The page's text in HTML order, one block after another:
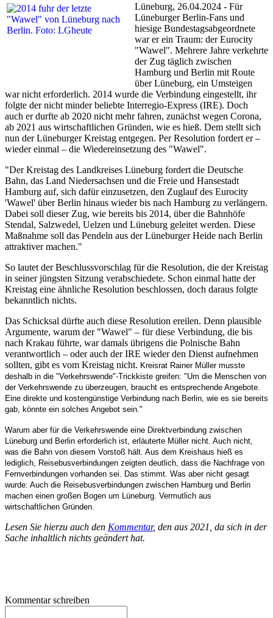
Lüneburg, 26.04.2024 - Für
Lüneburger Berlin-Fans und
hiesige Bundestagsabgeordnete
war er ein Traum: der Eurocity
"Wawel". Mehrere Jahre verkehrte
der Zug täglich zwischen
Hamburg und Berlin mit Route
über Lüneburg, ein Umsteigen
war nicht erforderlich. 2014 wurde die Verbindung eingestellt, ihr
folgte der nicht minder beliebte Interregio-Express (IRE). Doch
auch er durfte ab 2020 nicht mehr fahren, zunächst wegen Corona,
ab 2021 aus wirtschaftlichen Gründen, wie es hieß. Dem stellt sich
nun der Lüneburger Kreistag entgegen. Per Resolution fordert er –
wieder einmal – die Wiedereinsetzung des "Wawel".
"Der Kreistag des Landkreises Lüneburg fordert die Deutsche
Bahn, das Land Niedersachsen und die Freie und Hansestadt
Hamburg auf, sich dafür einzusetzen, den Zuglauf des Eurocity
'Wawel' über Berlin hinaus wieder bis nach Hamburg zu verlängern.
Dabei soll dieser Zug, wie bereits bis 2014, über die Bahnhöfe
Stendal, Salzwedel, Uelzen und Lüneburg geleitet werden. Diese
Maßnahme soll das Pendeln aus der Lüneburger Heide nach Berlin
attraktiver machen."
So lautet der Beschlussvorschlag für die Resolution, die der Kreistag
in seiner jüngsten Sitzung verabschiedete. Schon einmal hatte der
Kreistag eine ähnliche Resolution beschlossen, doch daraus folgte
bekanntlich nichts.
Das Schicksal dürfte auch diese Resolution ereilen. Denn plausible
Argumente, warum der "Wawel" – für diese Verbindung, die bis
nach Krakau führte, war damals übrigens die Polnische Bahn
verantwortlich – oder auch der IRE wieder den Dienst aufnehmen
sollten, gibt es vom Kreistag nicht. Kreisrat Rainer Müller musste
deshalb in die "Verkehrswende"-Trickkiste greifen: "Um die Menschen von
der Verkehrswende zu überzeugen, braucht es entsprechende Angebote.
Eine direkte und kostengünstige Verbindung nach Berlin, wie es sie bereits
gab, könnte ein solches Angebot sein."
Warum aber für die Verkehrswende eine Direktverbindung zwischen
Lüneburg und Berlin erforderlich ist, erläuterte Müller nicht. Auch nicht,
was die Bahn von diesem Vorstoß hält. Aus dem Kreishaus hieß es
lediglich, Reisebusverbindungen zeigten deutlich, dass die Nachfrage von
Fernverbindungen vorhanden sei. Das stimmt. Was aber nicht gesagt
wurde: Auch die Reisebusverbindungen zwischen Hamburg und Berlin
machen einen großen Bogen um Lüneburg. Vermutlich aus
wirtschaftlichen Gründen.
Lesen Sie hierzu auch den Kommentar, den aus 2021, da sich in der
Sache inhaltlich nichts geändert hat.
Kommentar schreiben